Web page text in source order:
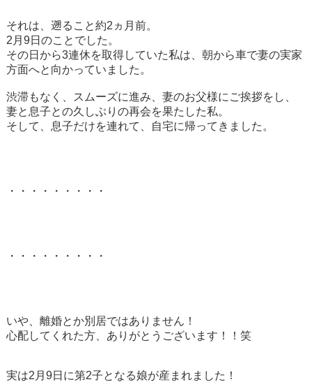
それは、遡ること約2 ヵ月前。
2 月 9日のことでした。
その日から3連休を取得していた私は、朝から車で妻の実家
方面へと向かっていました。
渋滞もなく、スムーズに進み、妻のお父様にご挨拶をし、
妻と息子との久しぶりの再会を果たした私。
そして、息子だけを連れて、自宅に帰ってきました。
・・・・・・・・・
・・・・・・・・・
いや、離婚とか別居ではありません！
心配してくれた方、ありがとうございます！！笑
実は2 月 9日に第2子となる娘が産まれました！